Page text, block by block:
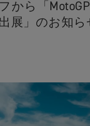
から「
展」のお知ら